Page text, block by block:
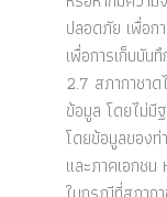
ปลอดภัย เพื่อก
เพื่อการเก็บบัน
2.7 สภากาชาด
ข้อมูล โดยไม่มี
โดยข้อมูลของท่
และภาคเอกช